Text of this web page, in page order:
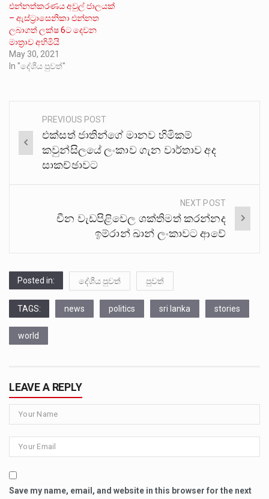
එන්නත්කරණය අවුල් ජාලයක්
– ඇස්ට්‍රාසෙනිකා එන්නත
ලබාගත් ලක්ෂ 6ට දෙවන
මාත්‍රාව අහිමියි
May 30, 2021
In "දේශීය පුවත්"
Post
navigation
PREVIOUS POST
එක්සත් ජාතින්ගේ මානව හිමිකම්
කවුන්සිලයේ ලංකාව ගැන වාර්තාව අද
සාකච්ඡාවට
NEXT POST
චීන වැඩපිළිවෙල ශක්තිමත් කරන්නද
ඉම්රාන් ඛාන් ලංකාවට ආවේ
Posted in: දේශීය පුවත් පුවත්
TAGS: news politics sri lanka stories
world
LEAVE A REPLY
Save my name, email, and website in this browser for the next